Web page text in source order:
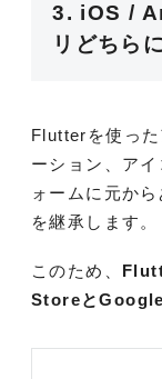
3. iOS /
リどちら
Flutterを使っ
ーション、ア
ォームに元か
を継承します。
このため、
StoreとGoogle